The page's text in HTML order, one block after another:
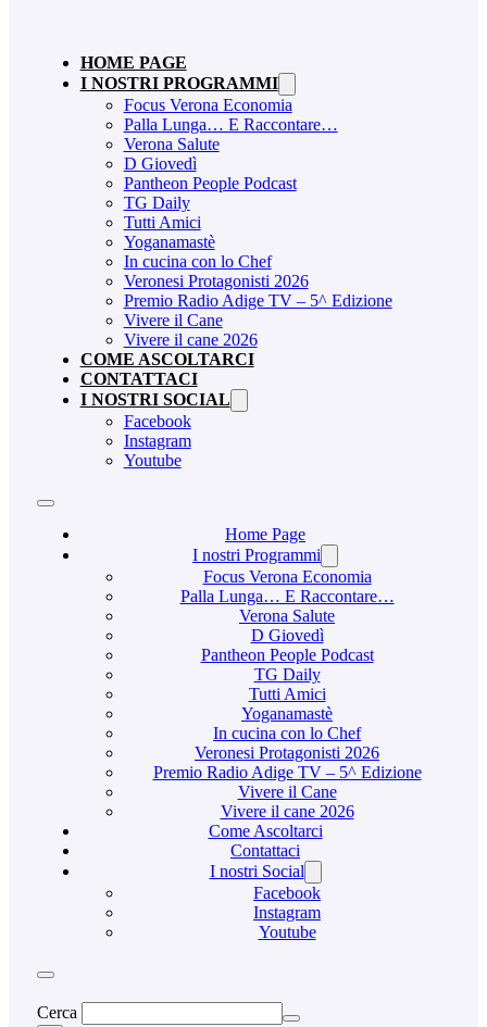
HOME PAGE
I NOSTRI PROGRAMMI
Focus Verona Economia
Palla Lunga… E Raccontare…
Verona Salute
D Giovedì
Pantheon People Podcast
TG Daily
Tutti Amici
Yoganamastè
In cucina con lo Chef
Veronesi Protagonisti 2026
Premio Radio Adige TV – 5^ Edizione
Vivere il Cane
Vivere il cane 2026
COME ASCOLTARCI
CONTATTACI
I NOSTRI SOCIAL
Facebook
Instagram
Youtube
Home Page
I nostri Programmi
Focus Verona Economia
Palla Lunga… E Raccontare…
Verona Salute
D Giovedì
Pantheon People Podcast
TG Daily
Tutti Amici
Yoganamastè
In cucina con lo Chef
Veronesi Protagonisti 2026
Premio Radio Adige TV – 5^ Edizione
Vivere il Cane
Vivere il cane 2026
Come Ascoltarci
Contattaci
I nostri Social
Facebook
Instagram
Youtube
Cerca